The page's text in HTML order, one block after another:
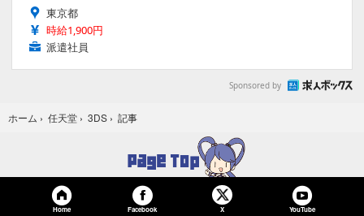
東京都
時給1,900円
派遣社員
Sponsored by
ホーム › 任天堂 › 3DS › 記事
Home Facebook X YouTube